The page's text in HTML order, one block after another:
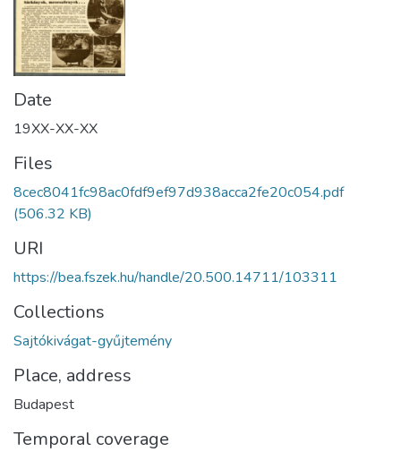
Date
19XX-XX-XX
Files
8cec8041fc98ac0fdf9ef97d938acca2fe20c054.pdf
(506.32 KB)
URI
https://bea.fszek.hu/handle/20.500.14711/103311
Collections
Sajtókivágat-gyűjtemény
Place, address
Budapest
Temporal coverage